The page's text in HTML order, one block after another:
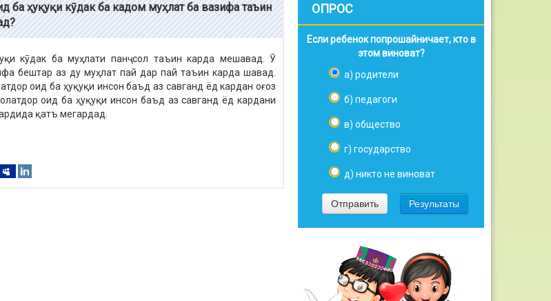
ба ҳуқуқи кӯдак ба кадом муҳлат ба вазифа таъин
кӯдак ба муҳлати панҷ сол таъин карда мешавад. Ӯ
бештар аз ду муҳлат пай дар пай таъин карда шавад.
оид ба ҳуқуқи инсон баъд аз савганд ёд кардан оғоз
оид ба ҳуқуқи инсон баъд аз савганд ёд кардани
қатъ мегардад.
ОПРОС
Если ребенок попрошайничает, кто в
этом виноват?
а) родители
б) педагоги
в) общество
г) государство
д) никто не виноват